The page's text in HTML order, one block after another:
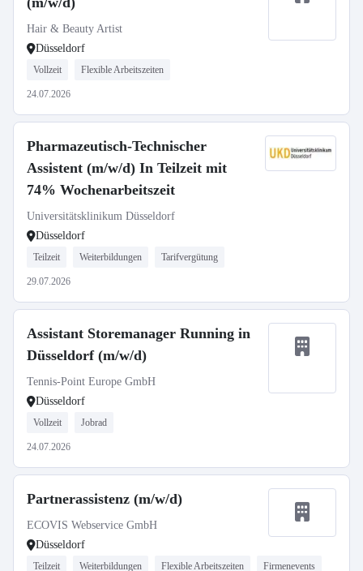
Hair & Beauty Artist
Düsseldorf
Vollzeit Flexible Arbeitszeiten
24.07.2026
Pharmazeutisch-Technischer
Assistent (m/w/d) In Teilzeit mit
74% Wochenarbeitszeit
Universitätsklinikum Düsseldorf
Düsseldorf
Teilzeit Weiterbildungen Tarifvergütung
29.07.2026
Assistant Storemanager Running in
Düsseldorf (m/w/d)
Tennis-Point Europe GmbH
Düsseldorf
Vollzeit Jobrad
24.07.2026
Partnerassistenz (m/w/d)
ECOVIS Webservice GmbH
Düsseldorf
Teilzeit Weiterbildungen Flexible Arbeitszeiten Firmenevents